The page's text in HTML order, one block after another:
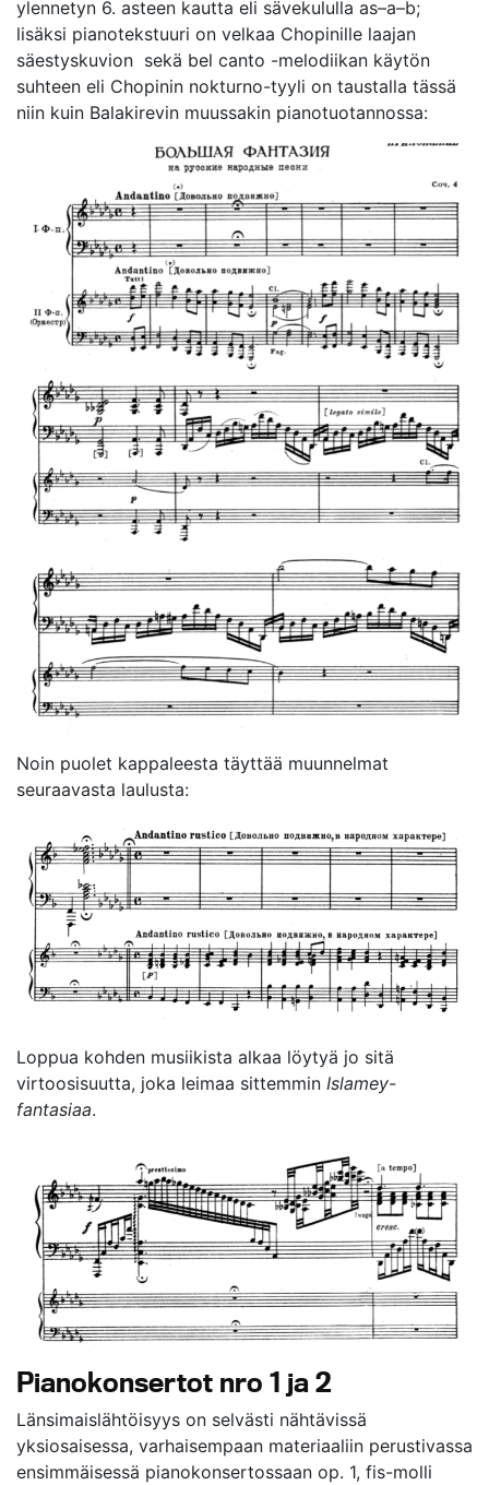
ylennetyn 6. asteen kautta eli sävekululla as–a–b;
lisäksi pianotekstuuri on velkaa Chopinille laajan
säestyskuvion sekä bel canto -melodiikan käytön
suhteen eli Chopinin nokturno-tyyli on taustalla tässä
niin kuin Balakirevin muussakin pianotuotannossa:
Noin puolet kappaleesta täyttää muunnelmat
seuraavasta laulusta:
Loppua kohden musiikista alkaa löytyä jo sitä
virtoosisuutta, joka leimaa sittemmin Islamey-
fantasiaa.
Pianokonsertot nro 1 ja 2
Länsimaislähtöisyys on selvästi nähtävissä
yksiosaisessa, varhaisempaan materiaaliin perustivassa
ensimmäisessä pianokonsertossaan op. 1, fis-molli